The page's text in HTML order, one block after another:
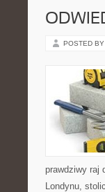
POSTED BY
prawdziwy raj
Londynu,